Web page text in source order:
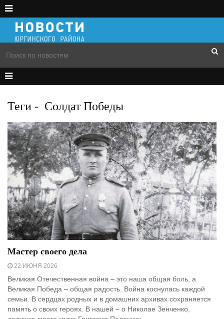
Теги - Солдат Победы
Мастер своего дела
22 ИЮНЯ 2026
Великая Отечественная война – это наша общая боль, а
Великая Победа – общая радость. Война коснулась каждой
семьи. В сердцах родных и в домашних архивах сохраняется
память о своих героях. В нашей – о Николае Зенченко,